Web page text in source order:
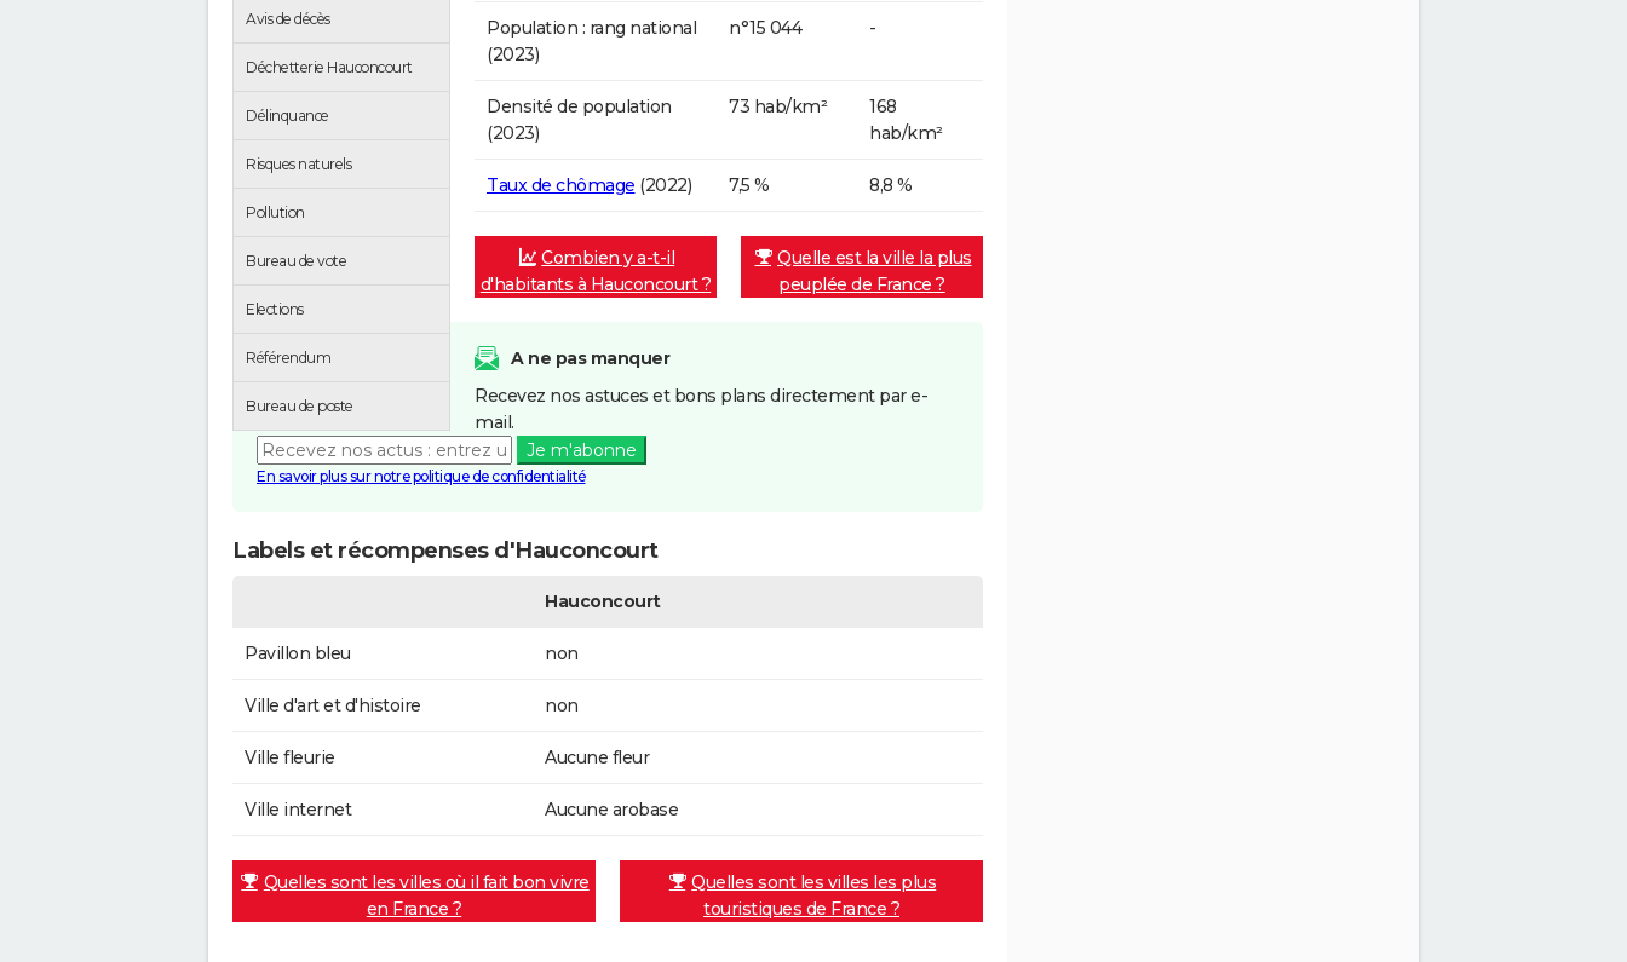
Avis de décès
Déchetterie Hauconcourt
Délinquance
Risques naturels
Pollution
Bureau de vote
Elections
Référendum
Bureau de poste
Population : rang national
(2023)
n°15 044 -
Densité de population
(2023)
73 hab/km²
168
hab/km²
Taux de chômage (2022) 7,5 % 8,8 %
Combien y a-t-il
d'habitants à Hauconcourt ?
Quelle est la ville la plus
peuplée de France ?
A ne pas manquer
Recevez nos astuces et bons plans directement par e-
mail.
Je m'abonne
En savoir plus sur notre politique de confidentialité
Labels et récompenses d'Hauconcourt
Hauconcourt
Pavillon bleu non
Ville d'art et d'histoire non
Ville fleurie Aucune fleur
Ville internet Aucune arobase
Quelles sont les villes où il fait bon vivre
en France ?
Quelles sont les villes les plus
touristiques de France ?